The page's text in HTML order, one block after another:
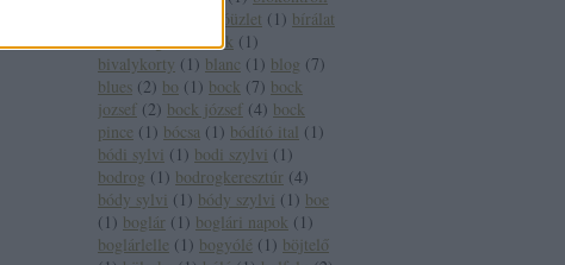
bióüzlet ( 1 ) bírálat
(1) bírság (2) birtok ( 1 )
bivalykorty ( 1 ) blanc ( 1 ) blog (7)
blues (2) bo ( 1 ) bock (7) bock
jozsef (2) bock józsef (4) bock
pince ( 1 ) bócsa ( 1 ) bódító ital ( 1 )
bódi sylvi ( 1 ) bodi szylvi ( 1 )
bodrog ( 1 ) bodrogkeresztúr (4)
bódy sylvi ( 1 ) bódy szylvi ( 1 ) boe
( 1 ) boglár ( 1 ) boglári napok ( 1 )
boglárlelle ( 1 ) bogyólé ( 1 ) böjtelő